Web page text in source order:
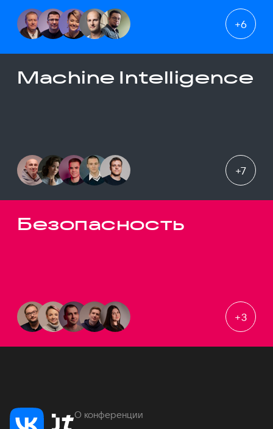
+6
Machine Intelligence
+7
Безопасность
+3
О конференции